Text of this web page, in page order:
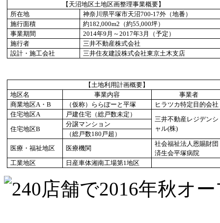
【天沼地区土地区画整理事業概要】
所在地
神奈川県平塚市天沼700-17外（地番）
施行面積
約182,000m2（約55,000坪）
事業期間
2014年9月～2017年3月（予定）
施行者
三井不動産株式会社
設計・施工会社
三井住友建設株式会社東京土木支店
【土地利用計画概要】
地区名
事業内容
事業者
商業地区A・B
（仮称）ららぽーと平塚
ヒラツカ特定目的会社
住宅地区A
戸建住宅（総戸数未定）
三井不動産レジデンシ
ャル(株)
住宅地区B
分譲マンション
（総戸数180戸超）
医療・福祉地区
医療機関
社会福祉法人恩賜財団
済生会平塚病院
工業地区
日産車体湘南工場第1地区